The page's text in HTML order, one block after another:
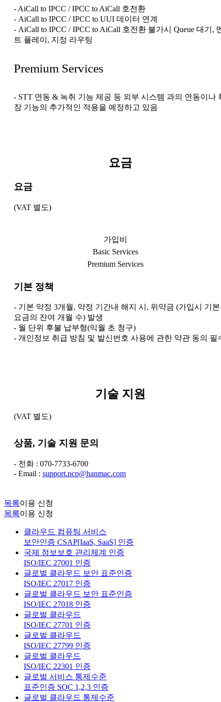
- AiCall to IPCC / IPCC to AiCall 호전환
- AiCall to IPCC / IPCC to UUI 데이터 연계
- AiCall to IPCC / IPCC to AiCall 호전환 불가시​ Queue 대기,
트 플레이, 지정 라우팅
Premium Services
- STT 연동 & 녹취 기능 제공 등 외부 시스템 과의 연동이나
장 기능의 추가적인 적용을 예정하고 있음
요금
요금
(VAT 별도)
가입비
Basic Services
Premium Services
기본 정책
- 기본 약정 3개월, 약정 기간내 해지 시, 위약금 (가입시 기본
요금의 잔여 개월 수) 발생
- 월 단위 후불 납부형(익월 초 청구)
- 개인정보 취급 방침 및 발신번호 사용에 관한 약관 동의 필
기술 지원
(VAT 별도)
상품, 기술 지원 문의
- 전화 : 070-7733-6700
- Email : support.ncp@hanmac.com
목록이용 신청
목록이용 신청
클라우드 컴퓨팅 서비스
보안인증 CSAP[IaaS, SaaS] 인증
국제 정보보호 관리체계 인증
ISO/IEC 27001 인증
글로벌 클라우드 보안 표준인증
ISO/IEC 27017 인증
글로벌 클라우드 보안 표준인증
ISO/IEC 27018 인증
글로벌 클라우드
ISO/IEC 27701 인증
글로벌 클라우드
ISO/IEC 27799 인증
글로벌 클라우드
ISO/IEC 22301 인증
글로벌 서비스 통제수준
표준인증 SOC 1,2,3 인증
글로벌 클라우드 통제수준